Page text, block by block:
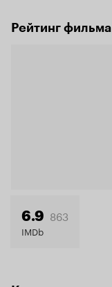
Рейтинг фильма
6.9 863
IMDb